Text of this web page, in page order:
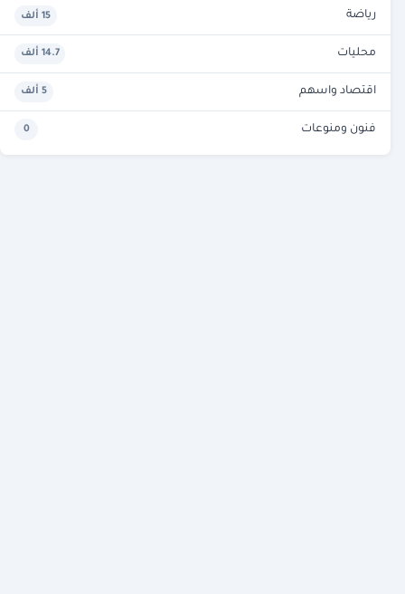
رياضة 15 ألف
محليات 14.7 ألف
اقتصاد واسهم 5 ألف
فنون ومنوعات 0